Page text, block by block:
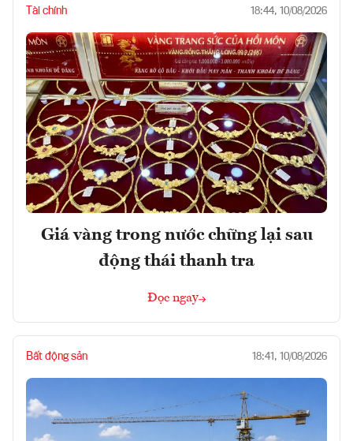
Tài chính 18:44, 10/08/2026
Giá vàng trong nước chững lại sau
động thái thanh tra
Đọc ngay
Bất động sản 18:41, 10/08/2026